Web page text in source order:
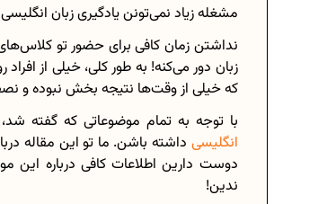
برنامه‌
چگونه برنامه‌
دانلود رایگان
مشغله زیاد نمی‌تونن یادگیری زبان
نداشتن زمان کافی برای حضور تو
زبان دور می‌کنه! به طور کلی، خیلی از
که خیلی از وقت‌ها نتیجه بخش نبوده و
با توجه به تمام موضوعاتی که گفته
انگلیسی داشته باشن. ما تو این مقاله
دوست دارین اطلاعات کافی درباره
ندین!